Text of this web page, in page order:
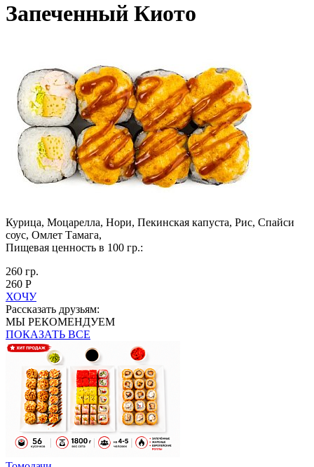
Запеченный Киото
Курица, Моцарелла, Нори, Пекинская капуста, Рис, Спайси
соус, Омлет Тамага,
Пищевая ценность в 100 гр.:
260 гр.
260 Р
ХОЧУ
Рассказать друзьям:
МЫ РЕКОМЕНДУЕМ
ПОКАЗАТЬ ВСЕ